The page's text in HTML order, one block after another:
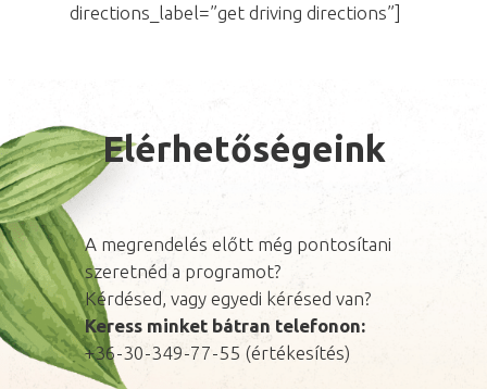
directions_label=”get driving directions”]
Elérhetőségeink
A megrendelés előtt még pontosítani
szeretnéd a programot?
Kérdésed, vagy egyedi kérésed van?
Keress minket bátran telefonon:
+36-30-349-77-55 (értékesítés)